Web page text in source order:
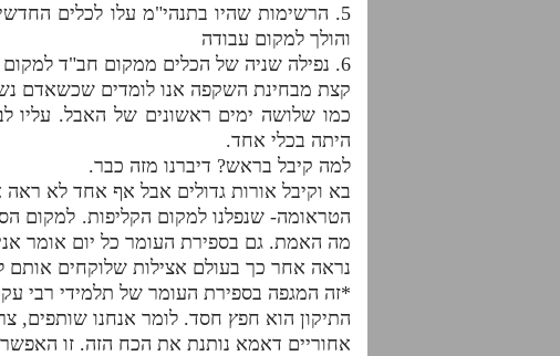
5. הרשימות שהיו בתנהי"מ עלו לכלים
והולך למקום עבודה
6. נפילה שניה של הכלים ממקום חב"ד למקום נהי"ם.- בעצם הכלים שהיו בדחג"ת יורדים עוד ירידה למקום הכי נמוך שיש.
קצת מבחינת השקפה אנו לומדים שכשאדם
כמו שלושה ימים ראשונים של האבל.
היתה בכלי אחד.
למה קיבל בראש? דיברנו מזה כבר.
בא וקיבל אורות גדולים אבל אף אחד לא
הטראומה- שנפלנו למקום הקליפות. למקום
מה האמת. גם בספירת העומר כל יום אומר
נראה אחר כך בעולם אצילות שלוקחים אותם
*זה המגפה בספירת העומר של תלמידי רבי
התיקון הוא חפץ חסד. לומר אנחנו שותפים,
אחוריים דאמא נותנת את הכח הזה. זו